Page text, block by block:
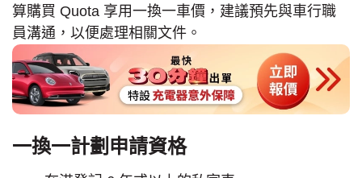
算購買 Quota 享用一換一車價，建議預先與車行職
員溝通，以便處理相關文件。
一換一計劃申請資格